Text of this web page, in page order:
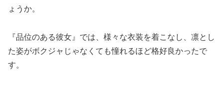
ょうか。
『品位のある彼女』では、様々な衣装を着こなし、凛とし
た姿がボクジャじゃなくても憧れるほど格好良かったで
す。